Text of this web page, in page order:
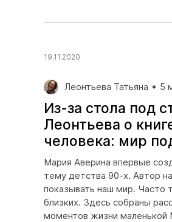
19.11.2020
Леонтьева Татьяна 5
Из-за стола под
Леонтьева о
человека: мир
Мария Аверина впервые
тему детства 90-х. Автор
показывать наш мир. Часто
близких. Здесь собраны
моментов жизни маленькой